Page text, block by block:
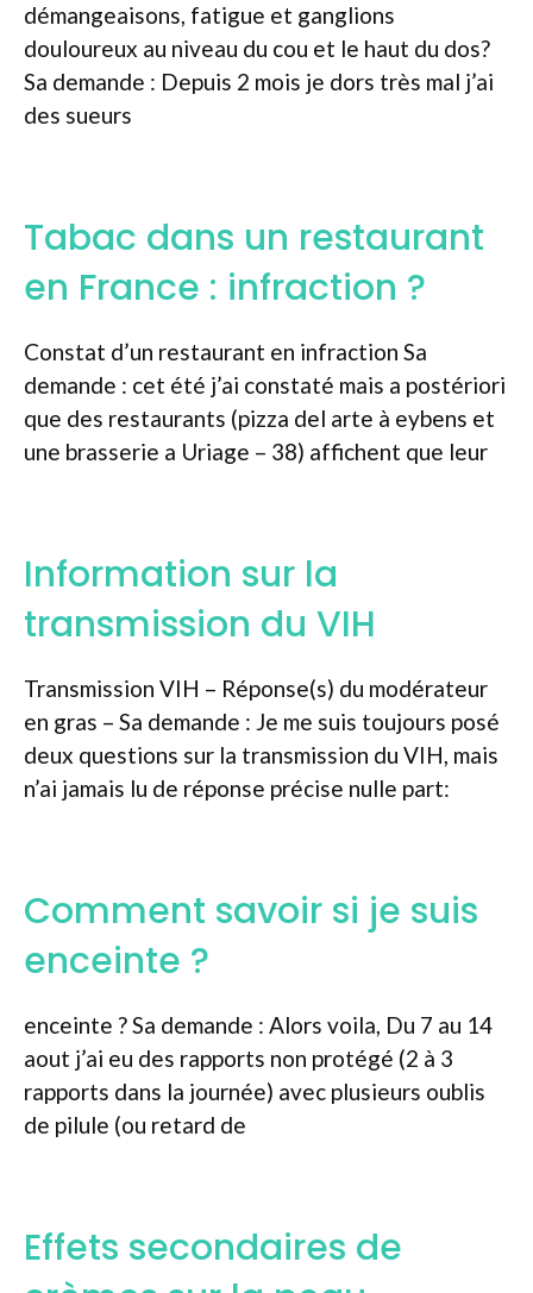
démangeaisons, fatigue et ganglions
douloureux au niveau du cou et le haut du dos?
Sa demande : Depuis 2 mois je dors très mal j’ai
des sueurs
Tabac dans un restaurant
en France : infraction ?
Constat d’un restaurant en infraction Sa
demande : cet été j’ai constaté mais a postériori
que des restaurants (pizza del arte à eybens et
une brasserie a Uriage – 38) affichent que leur
Information sur la
transmission du VIH
Transmission VIH – Réponse(s) du modérateur
en gras – Sa demande : Je me suis toujours posé
deux questions sur la transmission du VIH, mais
n’ai jamais lu de réponse précise nulle part:
Comment savoir si je suis
enceinte ?
enceinte ? Sa demande : Alors voila, Du 7 au 14
aout j’ai eu des rapports non protégé (2 à 3
rapports dans la journée) avec plusieurs oublis
de pilule (ou retard de
Effets secondaires de